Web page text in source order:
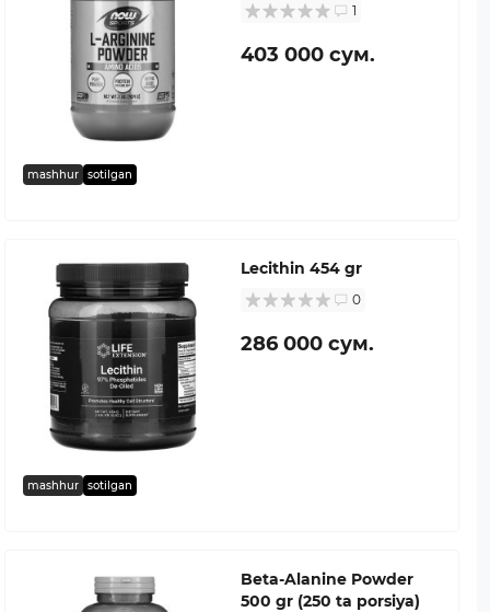
mashhur sotilgan
1
403 000 сум.
mashhur sotilgan
Lecithin 454 gr
0
286 000 сум.
Beta-Alanine Powder
500 gr (250 ta porsiya)